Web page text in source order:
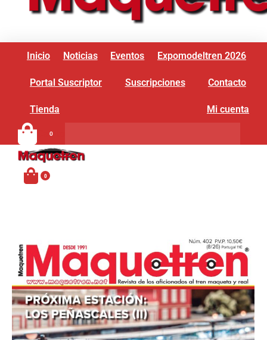
Inicio Noticias Eventos Expomodeltren 2026
Portal Suscriptor Suscripciones Contacto
Tienda Mi cuenta
Carrito
MENU